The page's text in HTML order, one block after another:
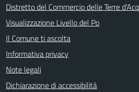
Distretto del Commercio delle Terre
Visualizzazione Livello del Po
Il Comune ti ascolta
Informativa privacy
Note legali
Dichiarazione di accessibilità